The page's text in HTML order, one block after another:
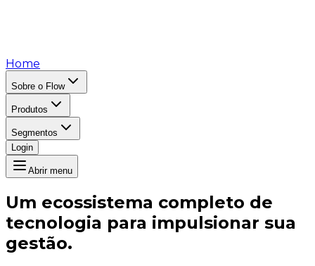
Home
Sobre o Flow
Produtos
Segmentos
Login
Abrir menu
Um ecossistema completo de
tecnologia para impulsionar sua
gestão.